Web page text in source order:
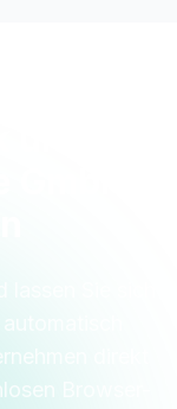
Sie sich
direkt
Browser-